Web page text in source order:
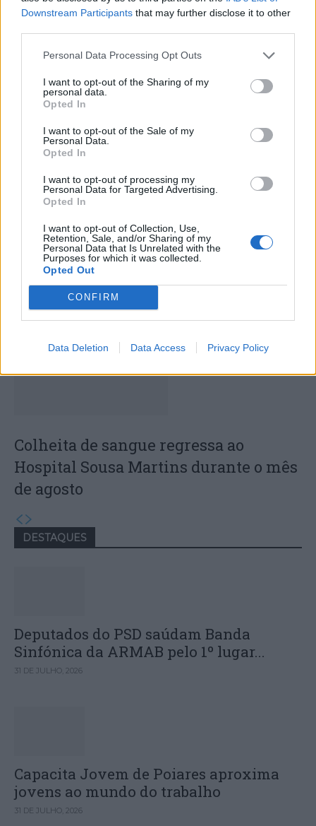
Downstream Participants that may further disclose it to other
Personal Data Processing Opt Outs
I want to opt-out of the Sharing of my
personal data.
Opted In
I want to opt-out of the Sale of my
Personal Data.
Opted In
I want to opt-out of processing my
Personal Data for Targeted Advertising.
Opted In
I want to opt-out of Collection, Use,
Retention, Sale, and/or Sharing of my
Personal Data that Is Unrelated with the
Purposes for which it was collected.
Opted Out
CONFIRM
Data Deletion Data Access Privacy Policy
Deputados do PSD saúdam Banda
Sinfónica da ARMAB pelo 1º lugar no
certame internacional de Valência
Capacita Jovem de Poiares aproxima
jovens ao mundo do trabalho
Colheita de sangue regressa ao
Hospital Sousa Martins durante o mês
de agosto
DESTAQUES
Deputados do PSD saúdam Banda
Sinfónica da ARMAB pelo 1º lugar...
31 DE JULHO, 2026
Capacita Jovem de Poiares aproxima
jovens ao mundo do trabalho
31 DE JULHO, 2026